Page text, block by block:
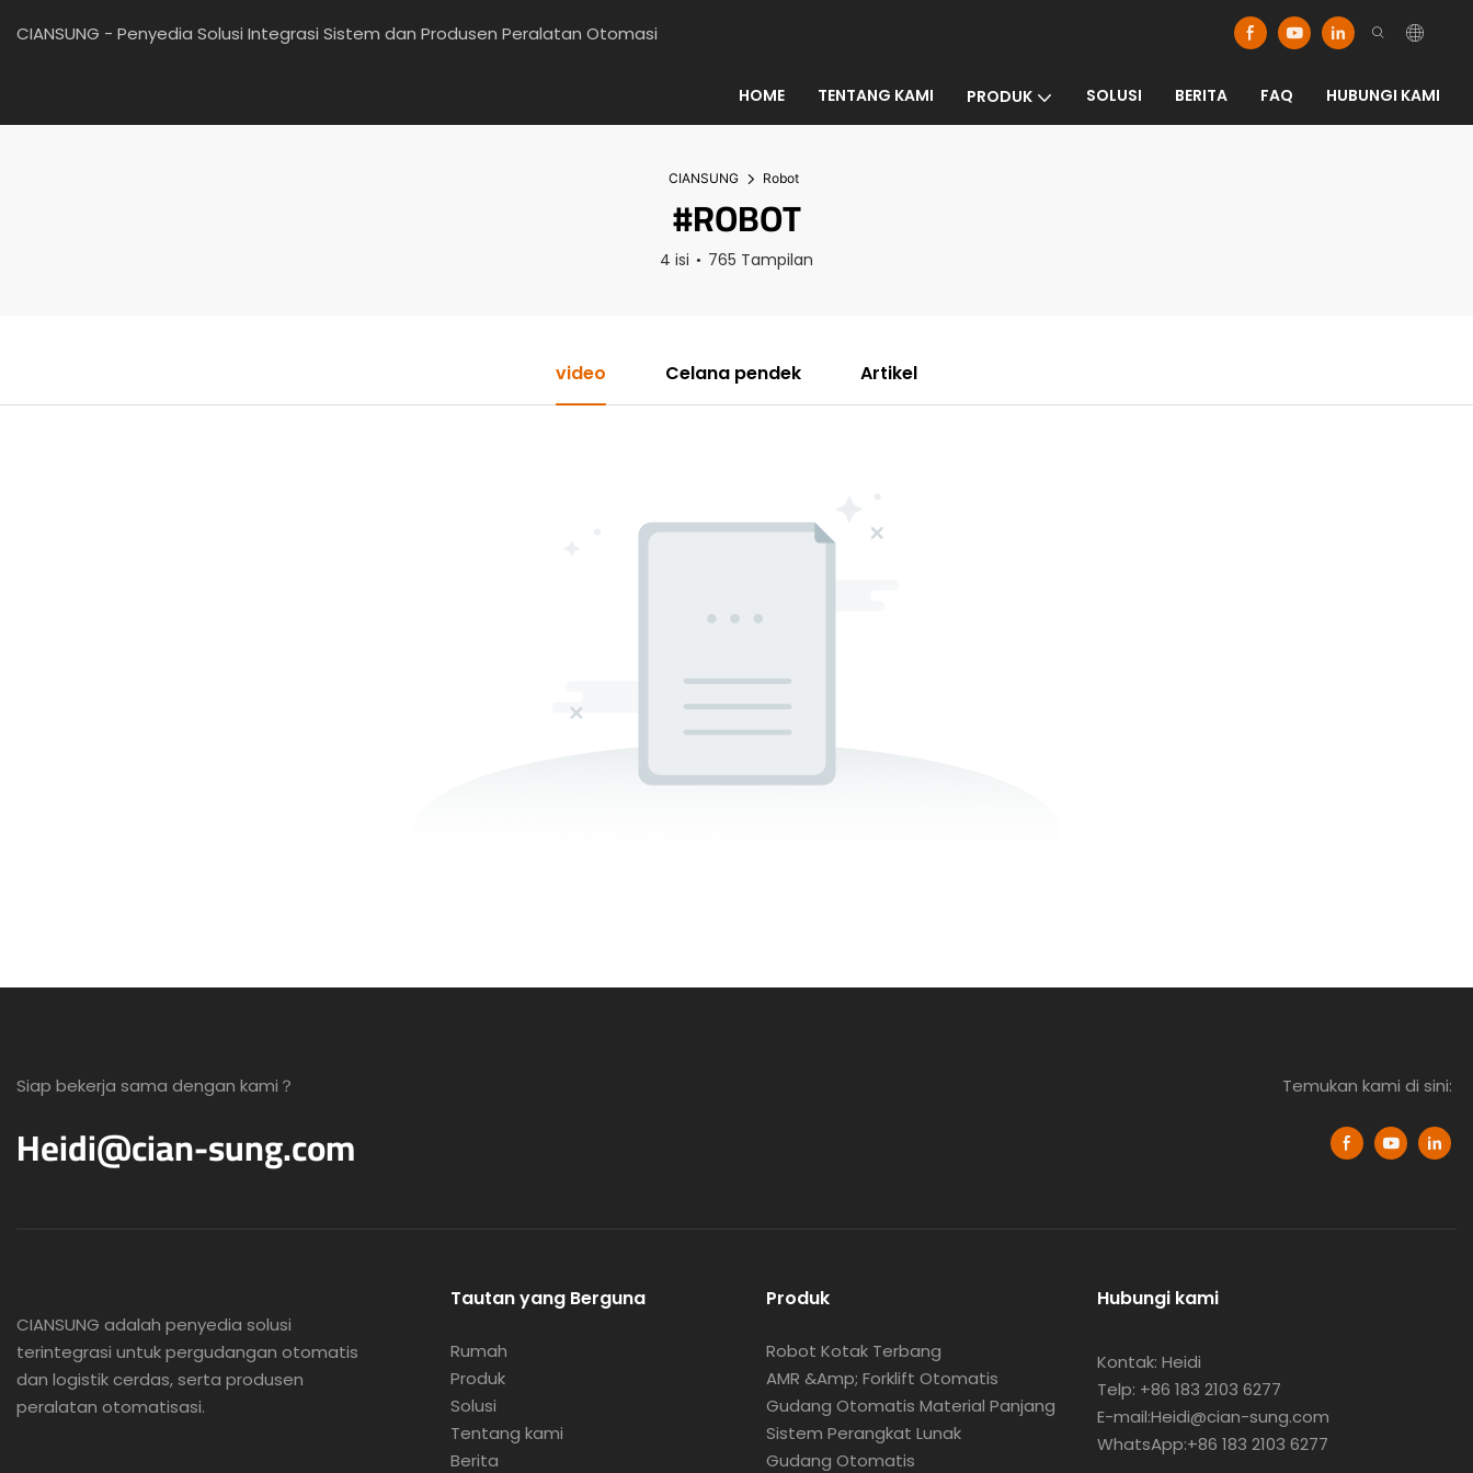
CIANSUNG - Penyedia Solusi Integrasi Sistem dan Produsen Peralatan Otomasi
HOME TENTANG KAMI PRODUK SOLUSI BERITA FAQ HUBUNGI KAMI
CIANSUNG Robot
#ROBOT
4 isi 765 Tampilan
video Celana pendek Artikel
Siap bekerja sama dengan kami？
Heidi@cian-sung.com
Temukan kami di sini:
CIANSUNG adalah penyedia solusi
terintegrasi untuk pergudangan otomatis
dan logistik cerdas, serta produsen
peralatan otomatisasi.
Tautan yang Berguna
Rumah
Produk
Solusi
Tentang kami
Berita
Produk
Robot Kotak Terbang
AMR &amp; Forklift Otomatis
Gudang Otomatis Material Panjang
Sistem Perangkat Lunak
Gudang Otomatis
Hubungi kami
Kontak: Heidi
Telp: +86 183 2103 6277
E-mail:Heidi@cian-sung.com
WhatsApp:+86 183 2103 6277